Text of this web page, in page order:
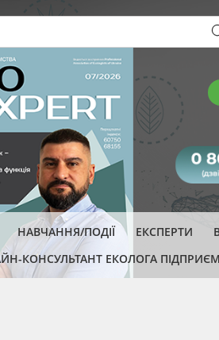
форма
НАВЧАННЯ/ПОДІЇ ЕКСПЕРТИ
КОНСУЛЬТАНТ ЕКОЛОГА